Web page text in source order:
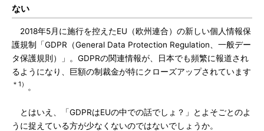
ない
2018年5月に施行を控えたEU（欧州連合）の新しい個人情報保
護規制「GDPR（General Data Protection Regulation、一般デー
タ保護規則）」。GDPRの関連情報が、日本でも頻繁に報道され
るようになり、巨額の制裁金が特にクローズアップされています
＊1） 。
とはいえ、「GDPRはEUの中での話でしょ？」とよそごとのよ
うに捉えている方が少なくないのではないでしょうか。